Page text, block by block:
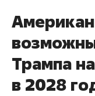
Трампа
в 2028